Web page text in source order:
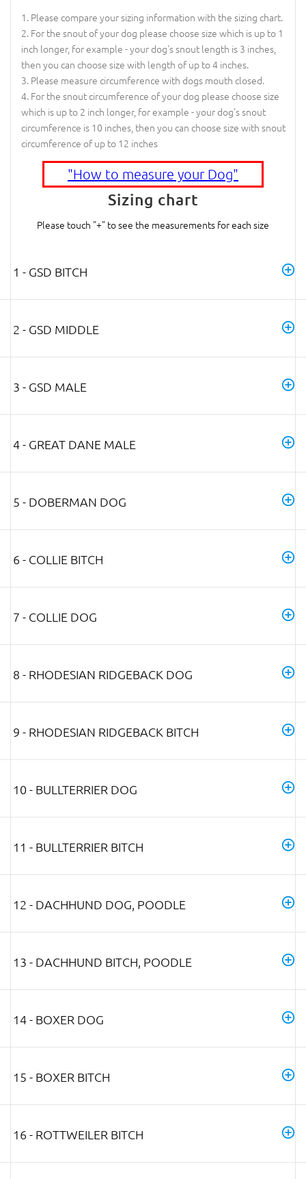
Please compare your sizing information with the sizing chart.
For the snout of your dog please choose size which is up to 1
inch longer, for example - your dog's snout length is 3 inches,
then you can choose size with length of up to 4 inches.
Please measure circumference with dogs mouth closed.
For the snout circumference of your dog please choose size
which is up to 2 inch longer, for example - your dog's snout
circumference is 10 inches, then you can choose size with snout
circumference of up to 12 inches
"How to measure your Dog"
Sizing chart
Please touch "+" to see the measurements for each size
1 - GSD BITCH
2 - GSD MIDDLE
3 - GSD MALE
4 - GREAT DANE MALE
5 - DOBERMAN DOG
6 - COLLIE BITCH
7 - COLLIE DOG
8 - RHODESIAN RIDGEBACK DOG
9 - RHODESIAN RIDGEBACK BITCH
10 - BULLTERRIER DOG
11 - BULLTERRIER BITCH
12 - DACHHUND DOG, POODLE
13 - DACHHUND BITCH, POODLE
14 - BOXER DOG
15 - BOXER BITCH
16 - ROTTWEILER BITCH